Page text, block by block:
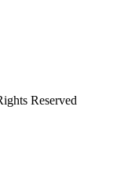
Reserved